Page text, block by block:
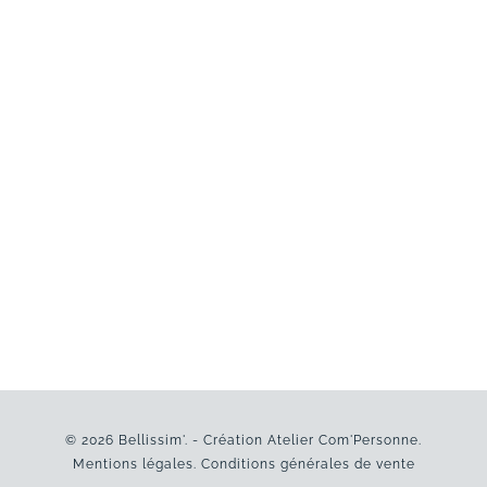
© 2026 Bellissim'. - Création Atelier Com'Personne.
Mentions légales. Conditions générales de vente